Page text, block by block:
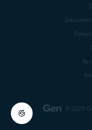
© 2025
Se